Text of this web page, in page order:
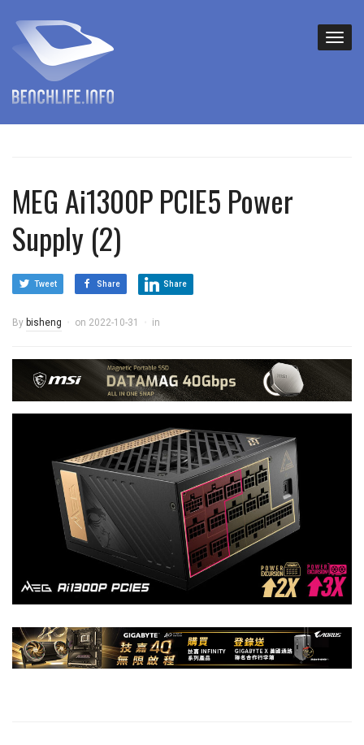
MEG Ai1300P PCIE5 Power
Supply (2)
Tweet Share Share
By bisheng on 2022-10-31 in